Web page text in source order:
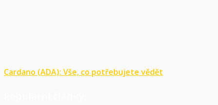
Cardano (ADA): Vše, co potřebujete vědět